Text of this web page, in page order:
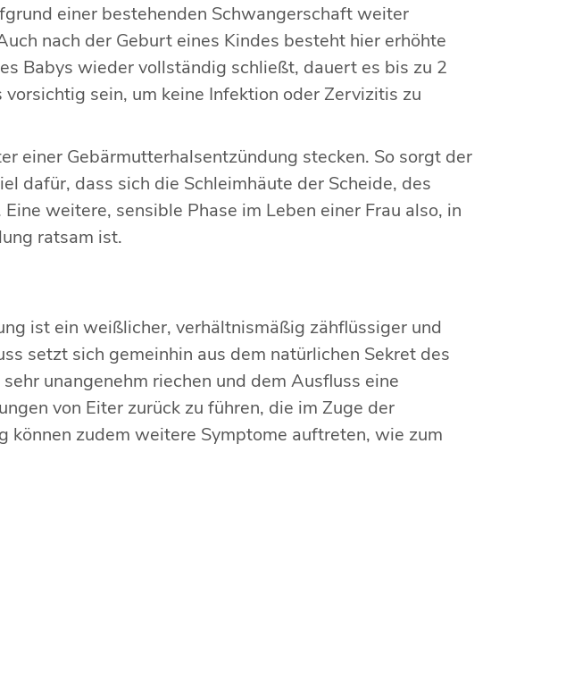
einer bestehenden Schwangerschaft weiter
nach der Geburt eines Kindes besteht hier erhöhte
Babys wieder vollständig schließt, dauert es bis zu 2
sein, um keine Infektion oder Zervizitis zu
einer Gebärmutterhalsentzündung stecken. So sorgt der
dafür, dass sich die Schleimhäute der Scheide, des
weitere, sensible Phase im Leben einer Frau also, in
ratsam ist.
ist ein weißlicher, verhältnismäßig zähflüssiger und
setzt sich gemeinhin aus dem natürlichen Sekret des
unangenehm riechen und dem Ausfluss eine
von Eiter zurück zu führen, die im Zuge der
können zudem weitere Symptome auftreten, wie zum